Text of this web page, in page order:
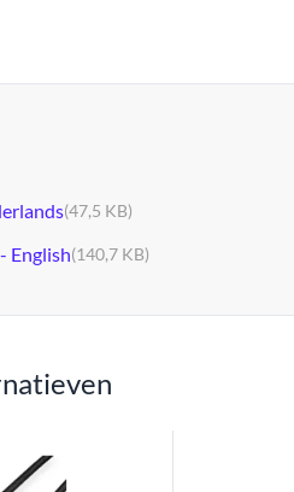
(47,5 KB)
English(140,7 KB)